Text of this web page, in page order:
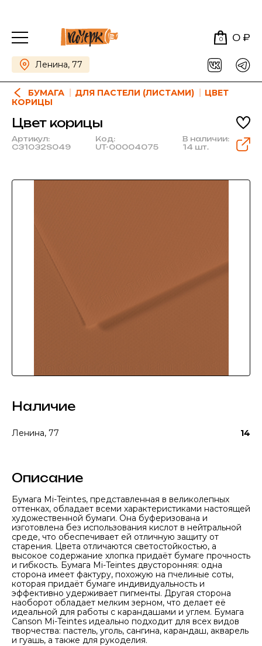
0 0 ₽
Ленина, 77
БУМАГА ДЛЯ ПАСТЕЛИ (ЛИСТАМИ)
ЦВЕТ
КОРИЦЫ
Цвет корицы
Артикул:
C31032S049
Код:
UT-00004075
В наличии:
14 шт.
Наличие
Ленина, 77 14
Описание
Бумага Mi-Teintes, представленная в великолепных
оттенках, обладает всеми характеристиками настоящей
художественной бумаги. Она буферизована и
изготовлена без использования кислот в нейтральной
среде, что обеспечивает ей отличную защиту от
старения. Цвета отличаются светостойкостью, а
высокое содержание хлопка придаёт бумаге прочность
и гибкость. Бумага Mi-Teintes двусторонняя: одна
сторона имеет фактуру, похожую на пчелиные соты,
которая придаёт бумаге индивидуальность и
эффективно удерживает пигменты. Другая сторона
наоборот обладает мелким зерном, что делает её
идеальной для работы с карандашами и углем. Бумага
Canson Mi-Teintes идеально подходит для всех видов
творчества: пастель, уголь, сангина, карандаш, акварель
и гуашь, а также для рукоделия.